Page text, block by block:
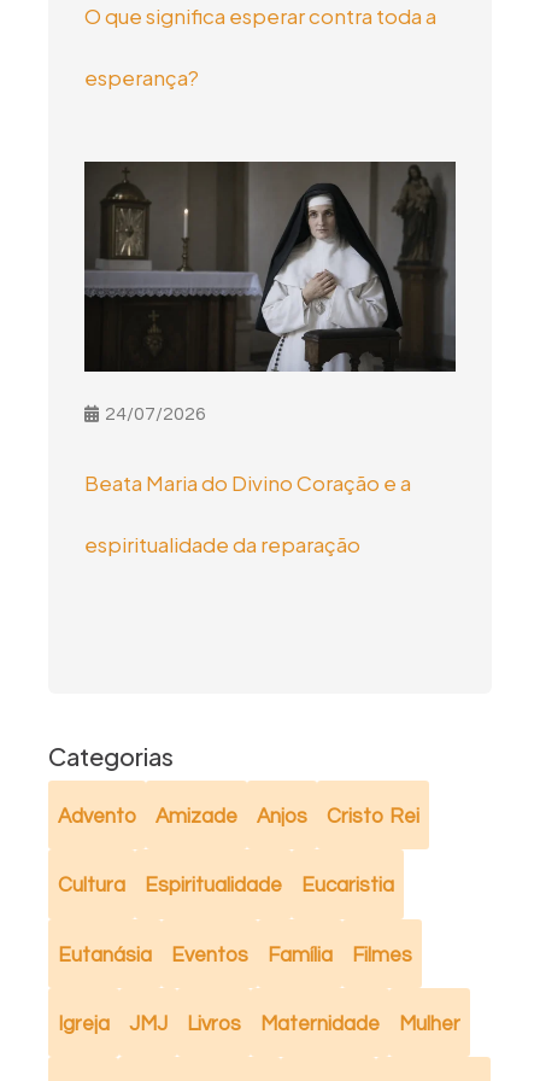
O que significa esperar contra toda a
esperança?
24/07/2026
Beata Maria do Divino Coração e a
espiritualidade da reparação
Categorias
Advento Amizade Anjos Cristo Rei
Cultura Espiritualidade Eucaristia
Eutanásia Eventos Família Filmes
Igreja JMJ Livros Maternidade Mulher